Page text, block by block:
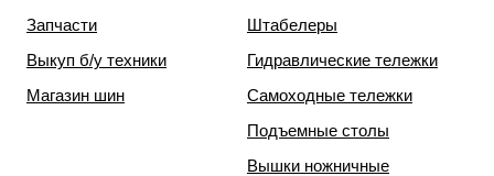
Запчасти
Выкуп б/у техники
Магазин шин
Штабелеры
Гидравлические тележки
Самоходные тележки
Подъемные столы
Вышки ножничные